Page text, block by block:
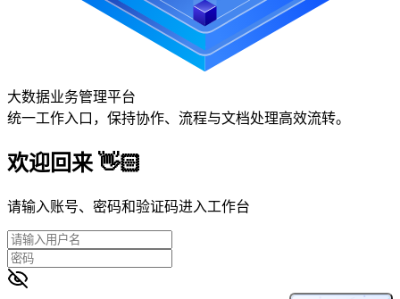
大数据业务管理平台
统一工作入口，保持协作、流程与文档处理高效流转。
欢迎回来 👋🏻
请输入账号、密码和验证码进入工作台